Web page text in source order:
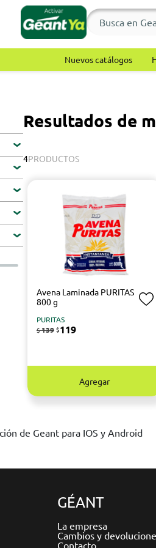
Nuevos catálogos
Resultados de
4PRODUCTOS
Avena Laminada PURITAS
800 g
PURITAS
$139 $119
Agregar
de Geant para IOS y Android
GÉANT
La empresa
Cambios y
Contacto